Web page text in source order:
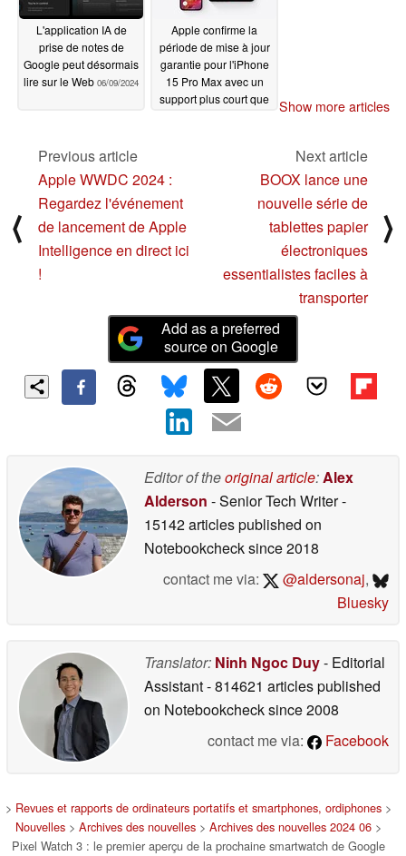
L'application IA de
prise de notes de
Google peut désormais
lire sur le Web 06/09/2024
Apple confirme la
période de mise à jour
garantie pour l'iPhone
15 Pro Max avec un
support plus court que
Show more articles
⟨
Previous article
Apple WWDC 2024 :
Regardez l'événement
de lancement de Apple
Intelligence en direct ici
!
Next article
BOOX lance une
nouvelle série de
tablettes papier
électroniques
essentialistes faciles à
transporter
⟩
Add as a preferred
source on Google
Editor of theoriginal article:Alex
Alderson - Senior Tech Writer-
15142 articles published on
Notebookchecksince 2018
contact me via:
@aldersonaj,
Bluesky
Translator: Ninh Ngoc Duy- Editorial
Assistant- 814621 articles published
on Notebookchecksince 2008
contact me via:
Facebook
> Revues et rapports de ordinateurs portatifs et smartphones, ordiphones >
Nouvelles > Archives des nouvelles > Archives des nouvelles 2024 06 >
Pixel Watch 3 : le premier aperçu de la prochaine smartwatch de Google